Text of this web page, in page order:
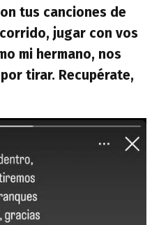
tus canciones de
jugar con vos
mi hermano, nos
tirar. Recupérate,